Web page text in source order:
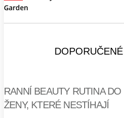
Garden
RANNÍ BEAUTY RUTINA
ŽENY, KTERÉ NESTÍHAJÍ